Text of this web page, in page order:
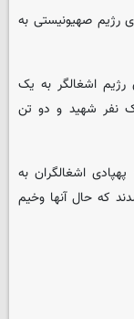
رژیم صهیونیستی به
رژیم اشغالگر به یک
نفر شهید و دو تن
اشغالگران به
که حال آنها وخیم